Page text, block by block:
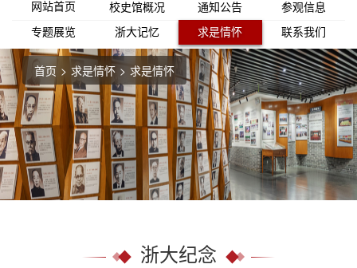
网站首页 校史馆概况 通知公告 参观信息
专题展览 浙大记忆 求是情怀 联系我们
首页 求是情怀 求是情怀
浙大纪念